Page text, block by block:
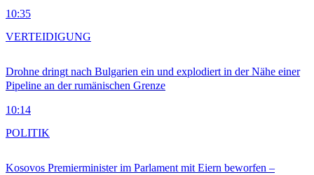
10:35
Drohne dringt nach Bulgarien ein und explodiert in der Nähe einer
Pipeline an der rumänischen Grenze
10:14
VERTEIDIGUNG
Kosovos Premierminister im Parlament mit Eiern beworfen –
POLITIK